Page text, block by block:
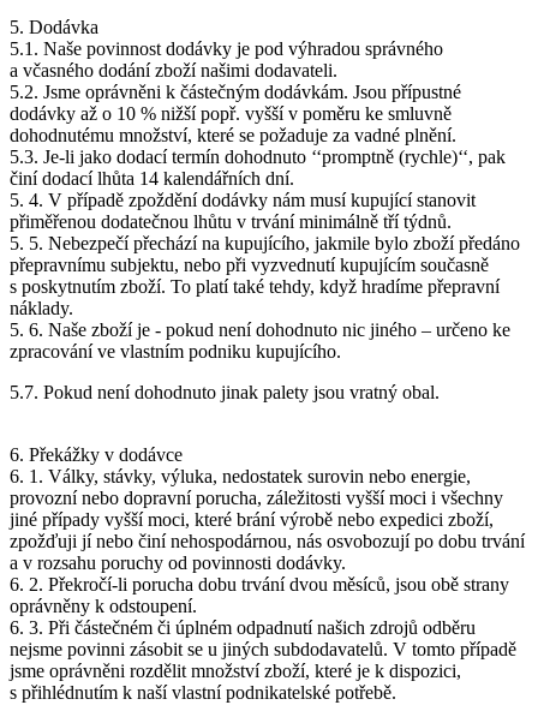
5. Dodávka
5.1. Naše povinnost dodávky je pod výhradou správného
a včasného dodání zboží našimi dodavateli.
5.2. Jsme oprávněni k částečným dodávkám. Jsou přípustné
dodávky až o 10 % nižší popř. vyšší v poměru ke smluvně
dohodnutému množství, které se požaduje za vadné plnění.
5.3. Je-li jako dodací termín dohodnuto ‘‘promptně (rychle)‘‘, pak
činí dodací lhůta 14 kalendářních dní.
5. 4. V případě zpoždění dodávky nám musí kupující stanovit
přiměřenou dodatečnou lhůtu v trvání minimálně tří týdnů.
5. 5. Nebezpečí přechází na kupujícího, jakmile bylo zboží předáno
přepravnímu subjektu, nebo při vyzvednutí kupujícím současně
s poskytnutím zboží. To platí také tehdy, když hradíme přepravní
náklady.
5. 6. Naše zboží je - pokud není dohodnuto nic jiného – určeno ke
zpracování ve vlastním podniku kupujícího.
5.7. Pokud není dohodnuto jinak palety jsou vratný obal.
6. Překážky v dodávce
6. 1. Války, stávky, výluka, nedostatek surovin nebo energie,
provozní nebo dopravní porucha, záležitosti vyšší moci i všechny
jiné případy vyšší moci, které brání výrobě nebo expedici zboží,
zpožďuji jí nebo činí nehospodárnou, nás osvobozují po dobu trvání
a v rozsahu poruchy od povinnosti dodávky.
6. 2. Překročí-li porucha dobu trvání dvou měsíců, jsou obě strany
oprávněny k odstoupení.
6. 3. Při částečném či úplném odpadnutí našich zdrojů odběru
nejsme povinni zásobit se u jiných subdodavatelů. V tomto případě
jsme oprávněni rozdělit množství zboží, které je k dispozici,
s přihlédnutím k naší vlastní podnikatelské potřebě.